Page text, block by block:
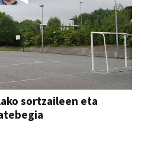
sortzaileen eta